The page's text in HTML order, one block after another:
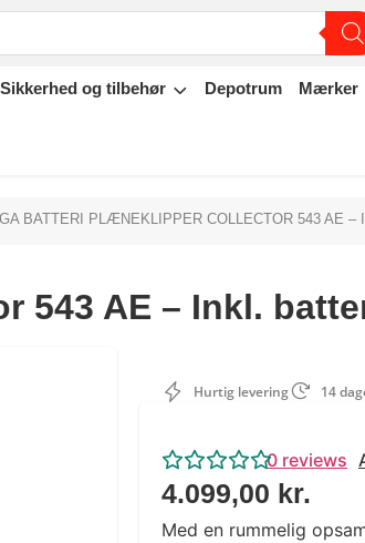
Sikkerhed og tilbehør Depotrum Mærker
BATTERI PLÆNEKLIPPER COLLECTOR 543 AE –
543 AE – Inkl.
Hurtig levering 14
0 reviews
4.099,00 kr.
Med en rummelig